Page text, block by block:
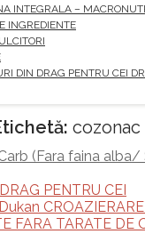
INTEGRALA –
INGREDIENTE
DIN DRAG PENTRU CEI
cozonac
PENTRU CEI
Dukan CROAZIERA
FARA TARATE DE